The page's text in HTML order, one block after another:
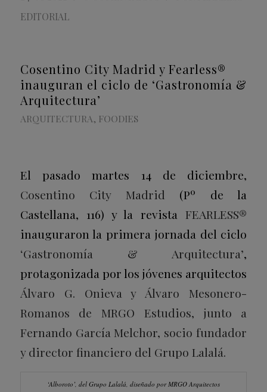
EDITORIAL
Cosentino City Madrid y Fearless®
inauguran el ciclo de ‘Gastronomía &
Arquitectura’
ARQUITECTURA, FOODIES
El pasado martes 14 de diciembre,
Cosentino City Madrid (Pº de la
Castellana, 116) y la revistaFEARLESS®
inauguraron la primera jornada del ciclo
‘Gastronomía & Arquitectura’,
protagonizada por los jóvenes arquitectos
Álvaro G. Onieva y Álvaro Mesonero-
Romanos de MRGO Estudios, junto a
Fernando García Melchor, socio fundador
y director financiero del Grupo Lalalá.
‘Alboroto’, del Grupo Lalalá, diseñado por MRGO Arquitectos